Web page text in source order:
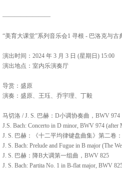
————————
“美育大课堂”系列音乐会1 寻根 - 巴洛克与古
演出时间：2024 年 3 月 3 日 (星期日) 15:00
演出地点：室内乐演奏厅
导赏：盛原
演奏：盛原、王珏、乔宇理、丁毅
马切洛 / J. S. 巴赫：D小调协奏曲，BWV
J.S. Bach: Concerto in D minor, BWV 974 (after
J. S. 巴赫：《十二平均律键盘曲集》第二卷
J. S. Bach: Prelude and Fugue in B major (The
J. S. 巴赫：降B大调第一组曲，BWV 825
J. S. Bach: Partita No. 1 in B-flat major, BWV